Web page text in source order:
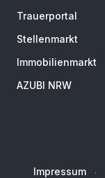
Trauerportal
Stellenmarkt
Immobilienmarkt
AZUBI NRW
Impressum